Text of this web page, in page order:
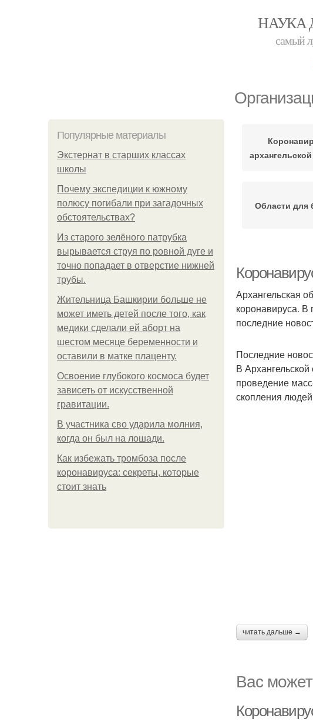
НАУКА
самый
Популярные материалы
Экстернат в старших классах
школы
Почему экспедиции к южному
полюсу погибали при загадочных
обстоятельствах?
Из старого зелёного патрубка
вырывается струя по ровной дуге и
точно попадает в отверстие нижней
трубы.
Жительница Башкирии больше не
может иметь детей после того, как
медики сделали ей аборт на
шестом месяце беременности и
оставили в матке плаценту.
Освоение глубокого космоса будет
зависеть от искусственной
гравитации.
В участника сво ударила молния,
когда он был на лошади.
Как избежать тромбоза после
коронавируса: секреты, которые
стоит знать
Области для
Архангельская
коронавируса.
последние
Последние
В
проведение
скопления
читать дальше →
Вас